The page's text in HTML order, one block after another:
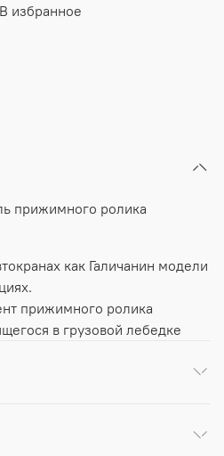
В избранное
прижимного ролика
как Галичанин модели
прижимного ролика
в грузовой лебедке